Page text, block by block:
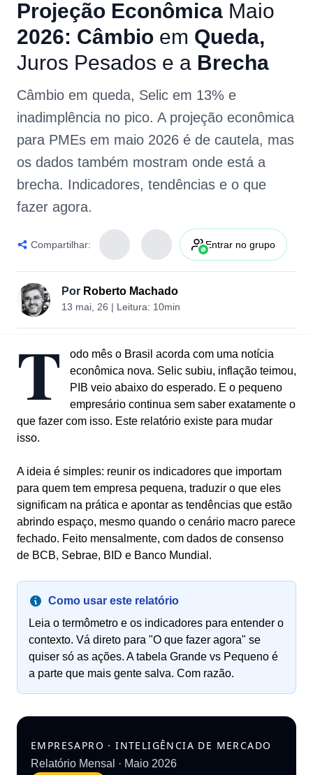
Projeção Econômica Maio
2026: Câmbio em Queda,
Juros Pesados e a Brecha
Câmbio em queda, Selic em 13% e
inadimplência no pico. A projeção econômica
para PMEs em maio 2026 é de cautela, mas
os dados também mostram onde está a
brecha. Indicadores, tendências e o que
fazer agora.
Compartilhar: Entrar no grupo
Por Roberto Machado
13 mai, 26 | Leitura: 10min
T
odo mês o Brasil acorda com uma notícia
econômica nova. Selic subiu, inflação teimou,
PIB veio abaixo do esperado. E o pequeno
empresário continua sem saber exatamente o
que fazer com isso. Este relatório existe para mudar
isso.
A ideia é simples: reunir os indicadores que importam
para quem tem empresa pequena, traduzir o que eles
significam na prática e apontar as tendências que estão
abrindo espaço, mesmo quando o cenário macro parece
fechado. Feito mensalmente, com dados de consenso
de BCB, Sebrae, BID e Banco Mundial.
Como usar este relatório
Leia o termômetro e os indicadores para entender o
contexto. Vá direto para "O que fazer agora" se
quiser só as ações. A tabela Grande vs Pequeno é
a parte que mais gente salva. Com razão.
EMPRESAPRO · INTELIGÊNCIA DE MERCADO
Relatório Mensal · Maio 2026